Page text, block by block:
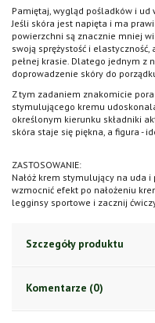
Pamiętaj, wygląd pośladków i
Jeśli skóra jest napięta i ma
powierzchni są znacznie mniej
swoją sprężystość i
pełnej krasie. Dlatego jednym z
doprowadzenie skóry do
Z tym zadaniem znakomicie
stymulującego kremu
określonym kierunku składniki
skóra staje się piękna, a figura -
ZASTOSOWANIE:
Nałóż krem stymulujący na uda i
wzmocnić efekt po nałożeniu
legginsy sportowe i zacznij
Szczegóły produktu
Komentarze (0)